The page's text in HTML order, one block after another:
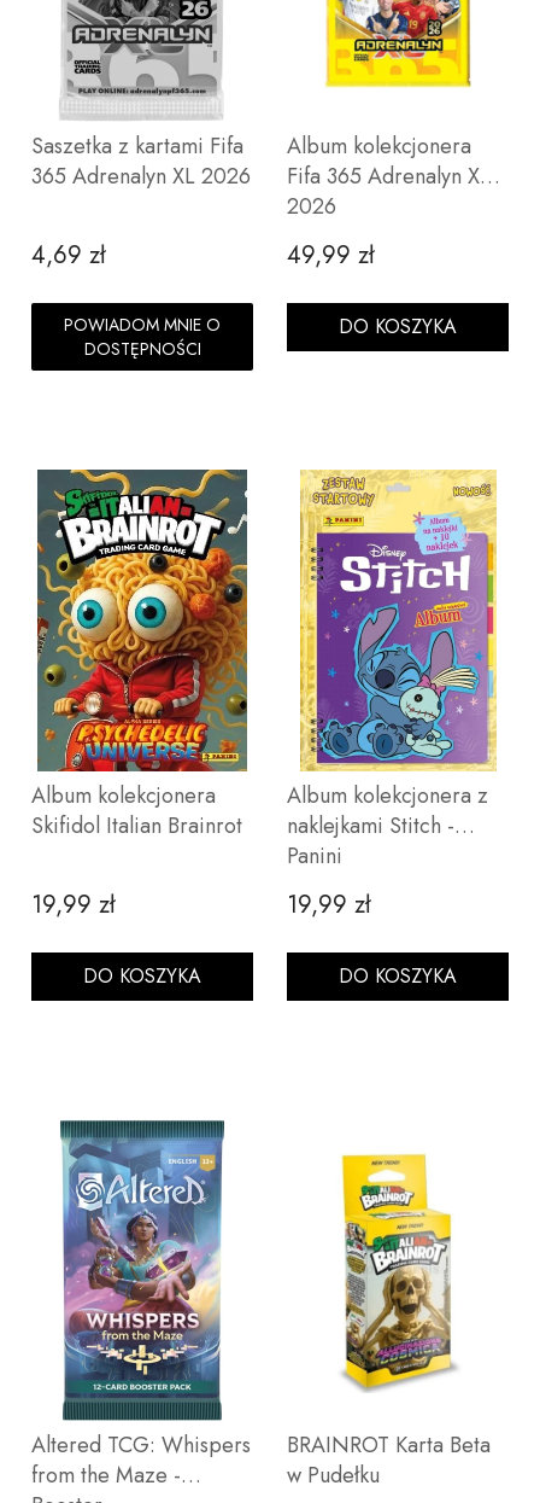
Saszetka z kartami Fifa
365 Adrenalyn XL 2026
Cena
4,69 zł
POWIADOM MNIE O
DOSTĘPNOŚCI
Album kolekcjonera
Fifa 365 Adrenalyn XL
2026
Cena
49,99 zł
DO KOSZYKA
Album kolekcjonera
Skifidol Italian Brainrot
Cena
19,99 zł
DO KOSZYKA
Album kolekcjonera z
naklejkami Stitch -
Panini
Cena
19,99 zł
DO KOSZYKA
Altered TCG: Whispers
from the Maze -
BRAINROT Karta Beta
w Pudełku